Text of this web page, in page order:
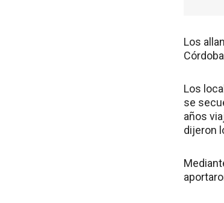
Los
Los
se
años
dijeron